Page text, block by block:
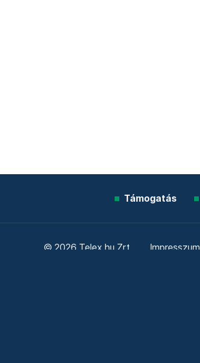
Támogatás
© 2026 Telex.hu Zrt. Impresszum